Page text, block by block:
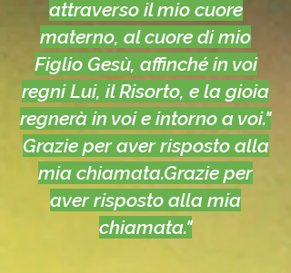
attraverso il mio cuore
materno, al cuore di mio
Figlio Gesù, affinché in voi
regni Lui, il Risorto, e la gioia
regnerà in voi e intorno a voi."
Grazie per aver risposto alla
mia chiamata.Grazie per
aver risposto alla mia
chiamata."